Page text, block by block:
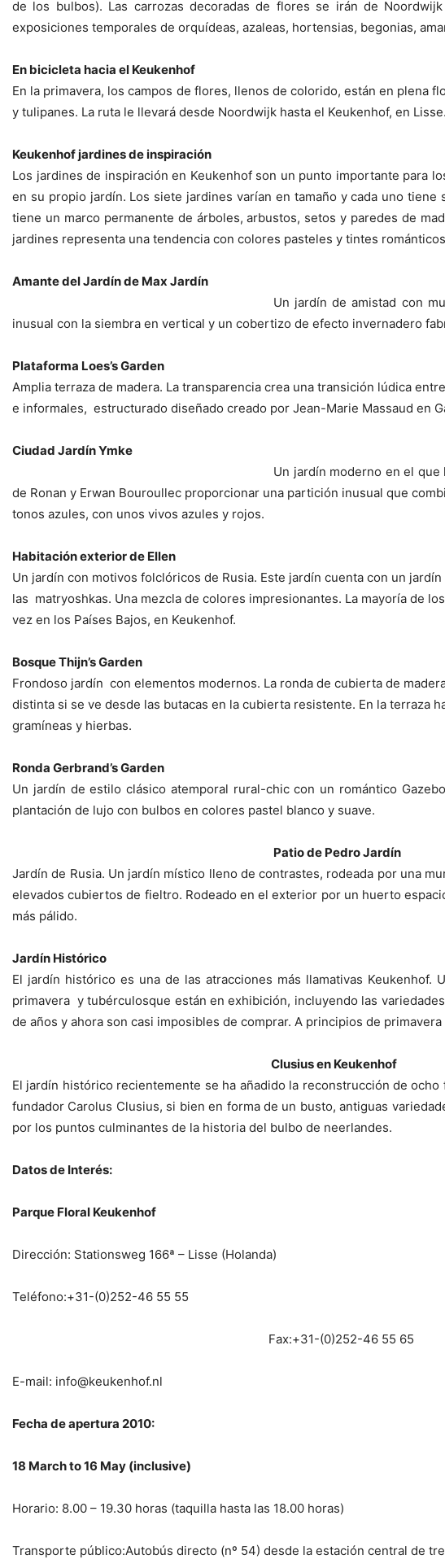
de los bulbos). Las carrozas decoradas de flores se irán de
exposiciones temporales de orquídeas, azaleas, hortensias, begonias,
En bicicleta hacia el Keukenhof
En la primavera, los campos de flores, llenos de colorido, están en plena
y tulipanes. La ruta le llevará desde Noordwijk hasta el Keukenhof, en Lisse.
Keukenhof jardines de inspiración
Los jardines de inspiración en Keukenhof son un punto importante para
en su propio jardín. Los siete jardines varían en tamaño y cada uno
tiene un marco permanente de árboles, arbustos, setos y paredes de
jardines representa una tendencia con colores pasteles y tintes
Amante del Jardín de Max Jardín
Un jardín de amistad con
inusual con la siembra en vertical y un cobertizo de efecto invernadero
Plataforma Loes’s Garden
Amplia terraza de madera. La transparencia crea una transición lúdica
e informales, estructurado diseñado creado por Jean-Marie Massaud en
Ciudad Jardín Ymke
Un jardín moderno en el que
de Ronan y Erwan Bouroullec proporcionar una partición inusual que
tonos azules, con unos vivos azules y rojos.
Habitación exterior de Ellen
Un jardín con motivos folclóricos de Rusia. Este jardín cuenta con un
las matryoshkas. Una mezcla de colores impresionantes. La mayoría de
vez en los Países Bajos, en Keukenhof.
Bosque Thijn’s Garden
Frondoso jardín con elementos modernos. La ronda de cubierta de
distinta si se ve desde las butacas en la cubierta resistente. En la terraza
gramíneas y hierbas.
Ronda Gerbrand’s Garden
Un jardín de estilo clásico atemporal rural-chic con un romántico
plantación de lujo con bulbos en colores pastel blanco y suave.
Patio de Pedro Jardín
Jardín de Rusia. Un jardín místico lleno de contrastes, rodeada por una
elevados cubiertos de fieltro. Rodeado en el exterior por un huerto
más pálido.
Jardín Histórico
El jardín histórico es una de las atracciones más llamativas
primavera y tubérculosque están en exhibición, incluyendo las
de años y ahora son casi imposibles de comprar. A principios de
Clusius en Keukenhof
El jardín histórico recientemente se ha añadido la reconstrucción de
fundador Carolus Clusius, si bien en forma de un busto, antiguas
por los puntos culminantes de la historia del bulbo de neerlandes.
Datos de Interés:
Parque Floral Keukenhof
Dirección: Stationsweg 166ª – Lisse (Holanda)
Teléfono:+31-(0)252-46 55 55
Fax:+31-(0)252-46 55 65
E-mail: info@keukenhof.nl
Fecha de apertura 2010:
18 March to 16 May (inclusive)
Horario: 8.00 – 19.30 horas (taquilla hasta las 18.00 horas)
Transporte público:Autobús directo (nº 54) desde la estación central de